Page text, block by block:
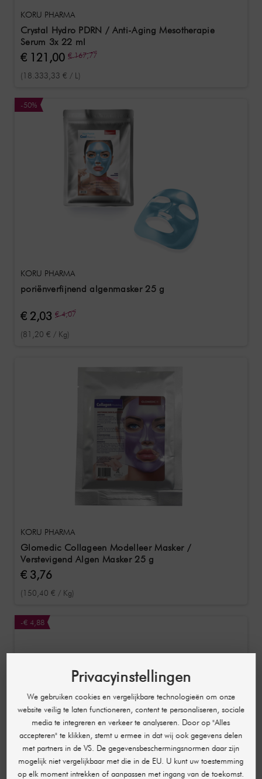
KORU PHARMA
Crystal Hydro PDRN / Anti-Aging Mesotherapie
Serum 3x 22 ml
€ 121,00 € 167,77
(18.333,33 € / L)
-50%
KORU PHARMA
poriënverfijnend algenmasker 25 g
€ 2,03 € 4,07
(81,20 € / Kg)
KORU PHARMA
Glomedic Collageen Modelleer Masker /
Verstevigend Algen Masker 25 g
€ 3,76
(150,40 € / Kg)
-€ 4,88
Privacyinstellingen
We gebruiken cookies en vergelijkbare technologieën om onze
website veilig te laten functioneren, content te personaliseren, sociale
media te integreren en verkeer te analyseren. Door op "Alles
accepteren" te klikken, stemt u ermee in dat wij ook gegevens delen
met partners in de VS. De gegevensbeschermingsnormen daar zijn
mogelijk niet vergelijkbaar met die in de EU. U kunt uw toestemming
op elk moment intrekken of aanpassen met ingang van de toekomst.